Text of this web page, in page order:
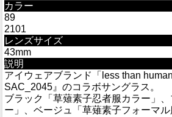
カラー
89
2101
レンズサイズ
43mm
説明
アイウェアブランド「less than
SAC_2045』のコラボサングラス。
ブラック「草薙素子忍者服カラー」
ー」、ベージュ「草薙素子フォーマ